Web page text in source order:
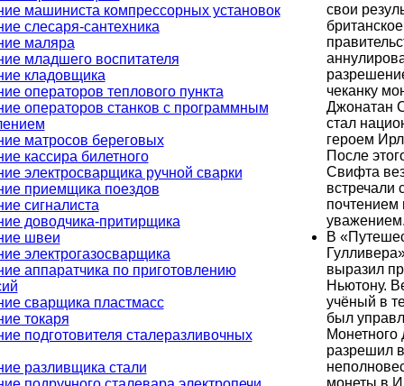
машиниста компрессорных установок
слесаря-сантехника
маляра
младшего воспитателя
кладовщика
операторов теплового пункта
операторов станков с программным
матросов береговых
кассира билетного
электросварщика ручной сварки
приемщика поездов
сигналиста
доводчика-притирщика
швеи
электрогазосварщика
аппаратчика по приготовлению
сварщика пластмасс
токаря
подготовителя сталеразливочных
разливщика стали
свои
британское
чеканку
Джонатан
стал
героем
После
Свифта
встречали
почтением
В
выразил
Ньютону.
учёный в
был
Монетного
разрешил
монеты в